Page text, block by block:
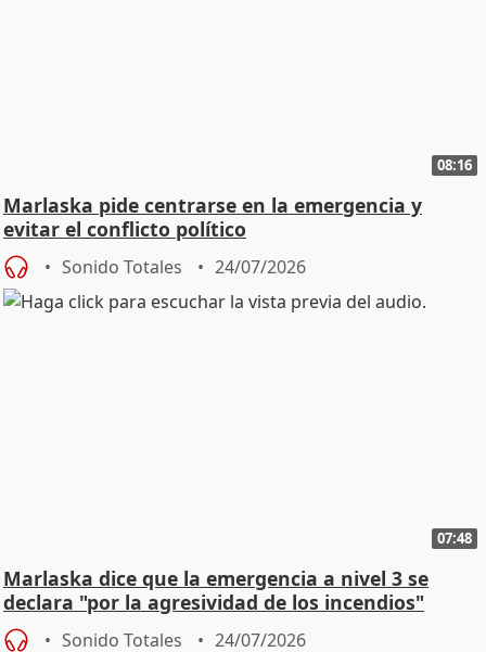
08:16
Marlaska pide centrarse en la emergencia y
evitar el conflicto político
Sonido Totales 24/07/2026
07:48
Marlaska dice que la emergencia a nivel 3 se
declara "por la agresividad de los incendios"
Sonido Totales 24/07/2026